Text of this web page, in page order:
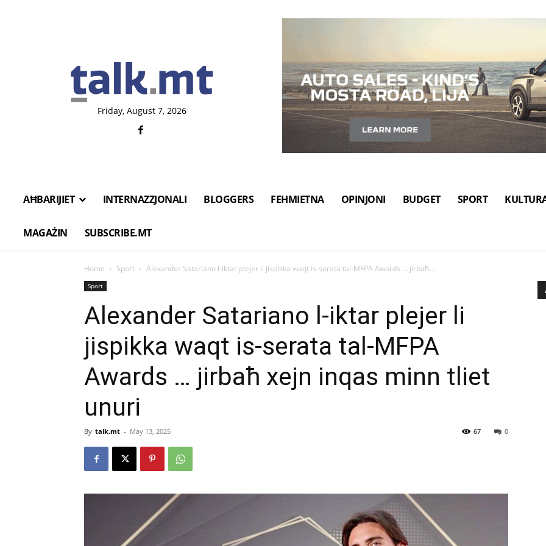
Friday, August 7, 2026
AĦBARIJIET INTERNAZZJONALI BLOGGERS FEHMIETNA OPINJONI BUDGET SPORT
MAGAŻIN SUBSCRIBE.MT
Home Sport Alexander Satariano l-iktar plejer li jispikka waqt is-serata tal-MFPA Awards … jirbaħ...
Sport
Alexander Satariano l-iktar plejer li
jispikka waqt is-serata tal-MFPA
Awards … jirbaħ xejn inqas minn tliet
unuri
By talk.mt - May 13, 2025 0
67